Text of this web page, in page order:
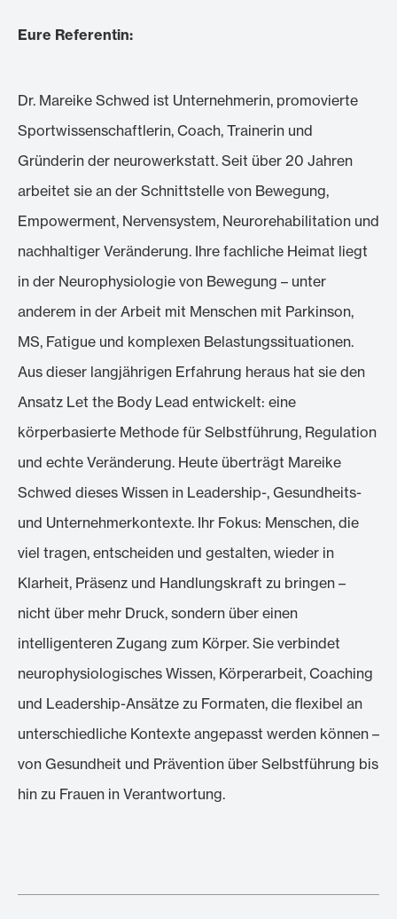
Eure Referentin:
Dr. Mareike Schwed ist Unternehmerin, promovierte
Sportwissenschaftlerin, Coach, Trainerin und
Gründerin der neurowerkstatt. Seit über 20 Jahren
arbeitet sie an der Schnittstelle von Bewegung,
Empowerment, Nervensystem, Neurorehabilitation und
nachhaltiger Veränderung. Ihre fachliche Heimat liegt
in der Neurophysiologie von Bewegung – unter
anderem in der Arbeit mit Menschen mit Parkinson,
MS, Fatigue und komplexen Belastungssituationen.
Aus dieser langjährigen Erfahrung heraus hat sie den
Ansatz Let the Body Lead entwickelt: eine
körperbasierte Methode für Selbstführung, Regulation
und echte Veränderung. Heute überträgt Mareike
Schwed dieses Wissen in Leadership-, Gesundheits-
und Unternehmerkontexte. Ihr Fokus: Menschen, die
viel tragen, entscheiden und gestalten, wieder in
Klarheit, Präsenz und Handlungskraft zu bringen –
nicht über mehr Druck, sondern über einen
intelligenteren Zugang zum Körper. Sie verbindet
neurophysiologisches Wissen, Körperarbeit, Coaching
und Leadership-Ansätze zu Formaten, die flexibel an
unterschiedliche Kontexte angepasst werden können –
von Gesundheit und Prävention über Selbstführung bis
hin zu Frauen in Verantwortung.